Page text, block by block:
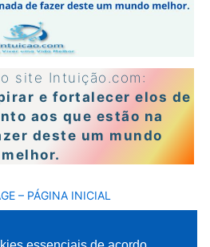
site Intuição.com:
e fortalecer elos de
aos que estão na
deste um mundo
melhor.
– PÁGINA INICIAL